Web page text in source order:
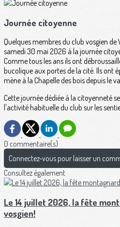
Journée citoyenne
Quelques membres du club vosgien
samedi 30 mai 2026 à la journée
Comme tous les ans ils ont
bucolique aux portes de la cité. Ils ont
mène à la Chapelle des bois depuis le
Cette journée dédiée à la citoyenneté
l'activité habituelle du club sur les
0 commentaire(s)
Connectez-vous pour laisser un
Consultez également
Le 14 juillet 2026, la fête
vosgien!